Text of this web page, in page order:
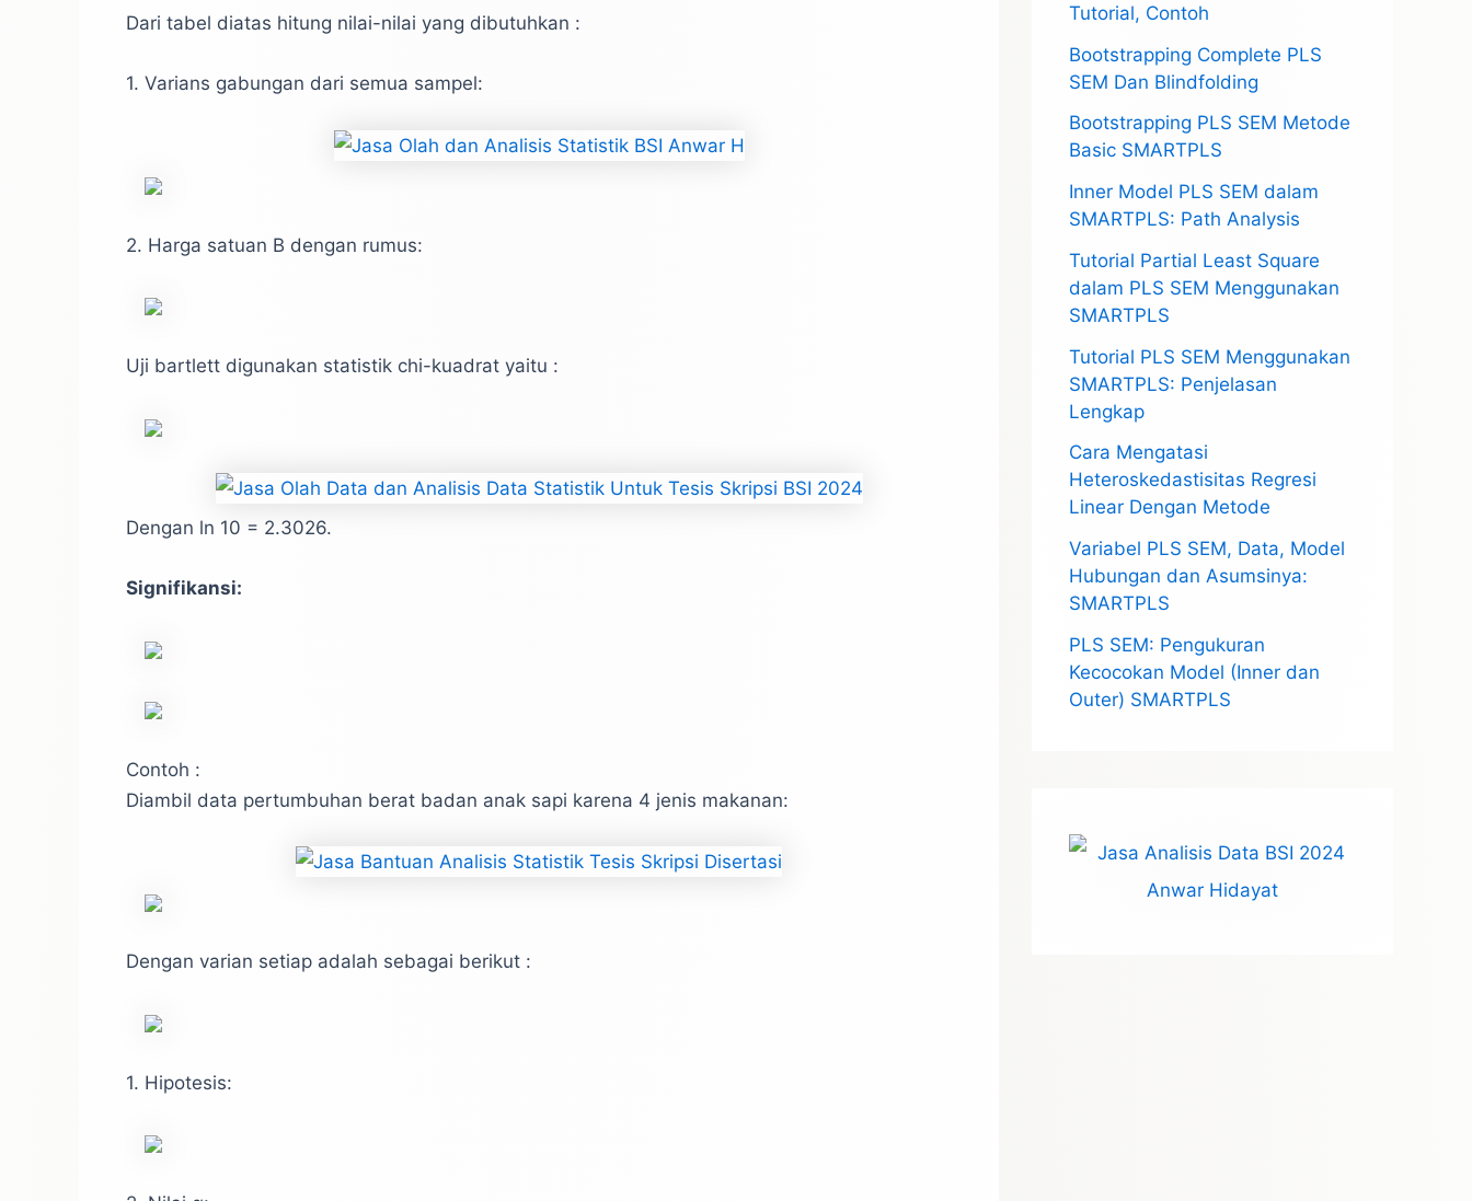
Dari tabel diatas hitung nilai-nilai yang dibutuhkan :
1. Varians gabungan dari semua sampel:
2. Harga satuan B dengan rumus:
Uji bartlett digunakan statistik chi-kuadrat yaitu :
Dengan ln 10 = 2.3026.
Signifikansi:
Contoh :
Diambil data pertumbuhan berat badan anak sapi karena 4 jenis makanan:
Dengan varian setiap adalah sebagai berikut :
1. Hipotesis:
Tutorial, Contoh
Bootstrapping Complete PLS
SEM Dan Blindfolding
Bootstrapping PLS SEM Metode
Basic SMARTPLS
Inner Model PLS SEM dalam
SMARTPLS: Path Analysis
Tutorial Partial Least Square
dalam PLS SEM Menggunakan
SMARTPLS
Tutorial PLS SEM Menggunakan
SMARTPLS: Penjelasan
Lengkap
Cara Mengatasi
Heteroskedastisitas Regresi
Linear Dengan Metode
Variabel PLS SEM, Data, Model
Hubungan dan Asumsinya:
SMARTPLS
PLS SEM: Pengukuran
Kecocokan Model (Inner dan
Outer) SMARTPLS